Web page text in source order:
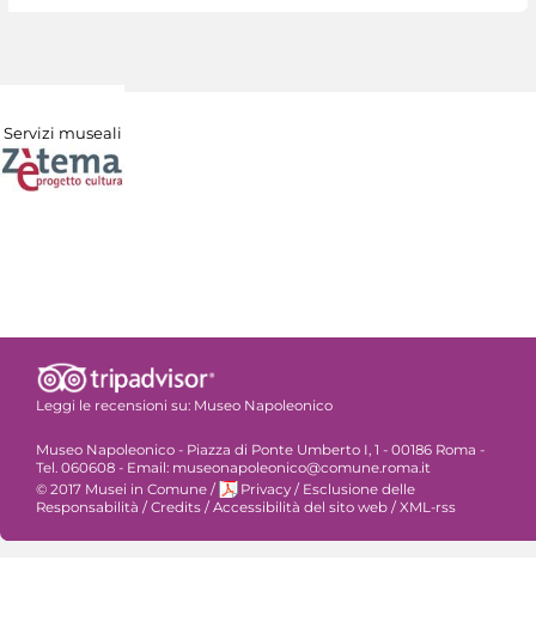
Servizi museali
Leggi le recensioni su: Museo Napoleonico
Museo Napoleonico - Piazza di Ponte Umberto I, 1 - 00186 Roma -
Tel. 060608 - Email: museonapoleonico@comune.roma.it
© 2017 Musei in Comune / Privacy / Esclusione delle
Responsabilità / Credits / Accessibilità del sito web / XML-rss